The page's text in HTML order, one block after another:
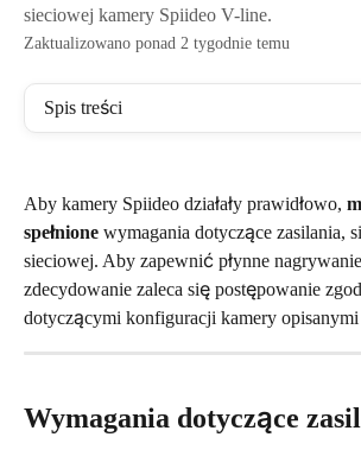
sieciowej kamery Spiideo V-line.
Zaktualizowano ponad 2 tygodnie temu
Spis treści
Aby kamery Spiideo działały prawidłowo,
spełnione wymagania dotyczące zasilania,
sieciowej. Aby zapewnić płynne
zdecydowanie zaleca się postępowanie
dotyczącymi konfiguracji kamery
Wymagania dotyczące